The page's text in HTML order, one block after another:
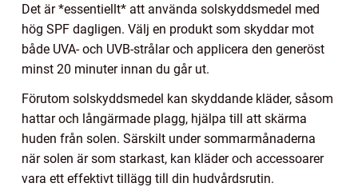
Det är *essentiellt* att använda solskyddsmedel med
hög SPF dagligen. Välj en produkt som skyddar mot
både UVA- och UVB-strålar och applicera den generöst
minst 20 minuter innan du går ut.
Förutom solskyddsmedel kan skyddande kläder, såsom
hattar och långärmade plagg, hjälpa till att skärma
huden från solen. Särskilt under sommarmånaderna
när solen är som starkast, kan kläder och accessoarer
vara ett effektivt tillägg till din hudvårdsrutin.